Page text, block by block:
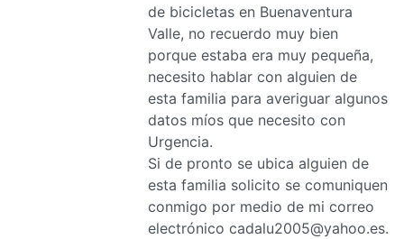
de bicicletas en Buenaventura
Valle, no recuerdo muy bien
porque estaba era muy pequeña,
necesito hablar con alguien de
esta familia para averiguar algunos
datos míos que necesito con
Urgencia.
Si de pronto se ubica alguien de
esta familia solicito se comuniquen
conmigo por medio de mi correo
electrónico cadalu2005@yahoo.es.